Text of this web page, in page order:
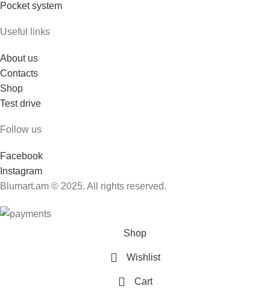
Pocket system
Useful links
About us
Contacts
Shop
Test drive
Follow us
Facebook
Instagram
Blumart.am © 2025. All rights reserved.
Shop
Wishlist
Cart